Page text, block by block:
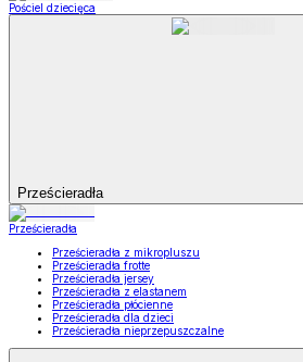
Pościel dziecięca
Prześcieradła
Prześcieradła
Prześcieradła z mikropluszu
Prześcieradła frotte
Prześcieradła jersey
Prześcieradła z elastanem
Prześcieradła płócienne
Prześcieradła dla dzieci
Prześcieradła nieprzepuszczalne